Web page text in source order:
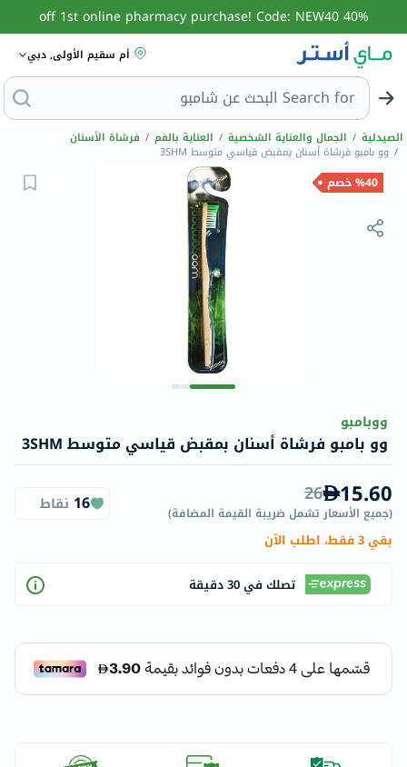
40% off 1st online pharmacy purchase! Code: NEW40
أم سقيم الأولى, دبي
Search for
الصيدلية / الجمال والعناية الشخصية / العناية بالفم / فرشاة الأسنان
/ وو بامبو فرشاة أسنان بمقبض قياسي متوسط ​​3SHM
%40 خصم
ووبامبو
وو بامبو فرشاة أسنان بمقبض قياسي متوسط ​​3SHM
15.60
26
(جميع الأسعار تشمل ضريبة القيمة المضافة)
16 نقاط
بقي 3 فقط، اطلب الآن
تصلك في 30 دقيقة